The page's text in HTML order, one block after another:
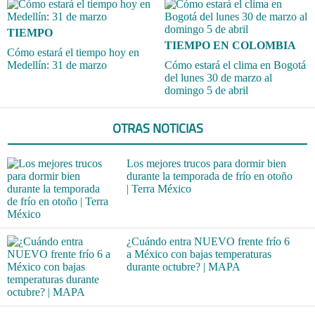
TIEMPO
Cómo estará el tiempo hoy en
Medellín: 31 de marzo
TIEMPO EN COLOMBIA
Cómo estará el clima en Bogotá
del lunes 30 de marzo al
domingo 5 de abril
OTRAS NOTICIAS
Los mejores trucos para dormir bien
durante la temporada de frío en otoño
| Terra México
¿Cuándo entra NUEVO frente frío 6
a México con bajas temperaturas
durante octubre? | MAPA